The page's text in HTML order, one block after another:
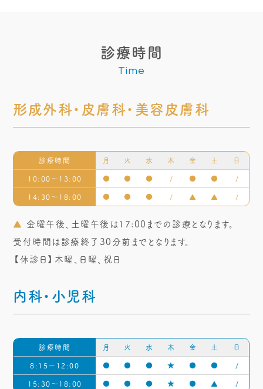
診療時間
Time
形成外科・皮膚科・美容皮膚科
診療時間 月 火 水 木 金 土
日
10:00～13:00
● ● ● / ● ●
/
14:30～18:00
● ● ● / ▲ ▲ /
▲ 金曜午後、土曜午後は17:00までの診療となります。
受付時間は診療終了30分前までとなります。
【休診日】木曜、日曜、祝日
内科・小児科
診療時間 月 火 水 木 金 土
日
8:15～12:00
● ● ● ★ ● ●
/
15:30～18:00
● ● ● ★ ● ▲ /